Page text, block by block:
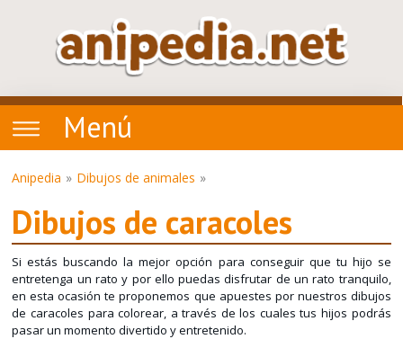
Menú
Anipedia Dibujos de animales
Dibujos de caracoles
Si estás buscando la mejor opción para conseguir que tu hijo se
entretenga un rato y por ello puedas disfrutar de un rato tranquilo,
en esta ocasión te proponemos que apuestes por nuestros dibujos
de caracoles para colorear, a través de los cuales tus hijos podrás
pasar un momento divertido y entretenido.